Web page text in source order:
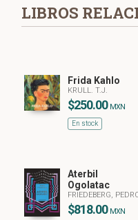
LIBROS
Frida Kahlo
KRULL. T.J.
$250.00 MXN
En stock
Aterbil
Ogolatac
FRIEDEBERG,
$818.00 MXN